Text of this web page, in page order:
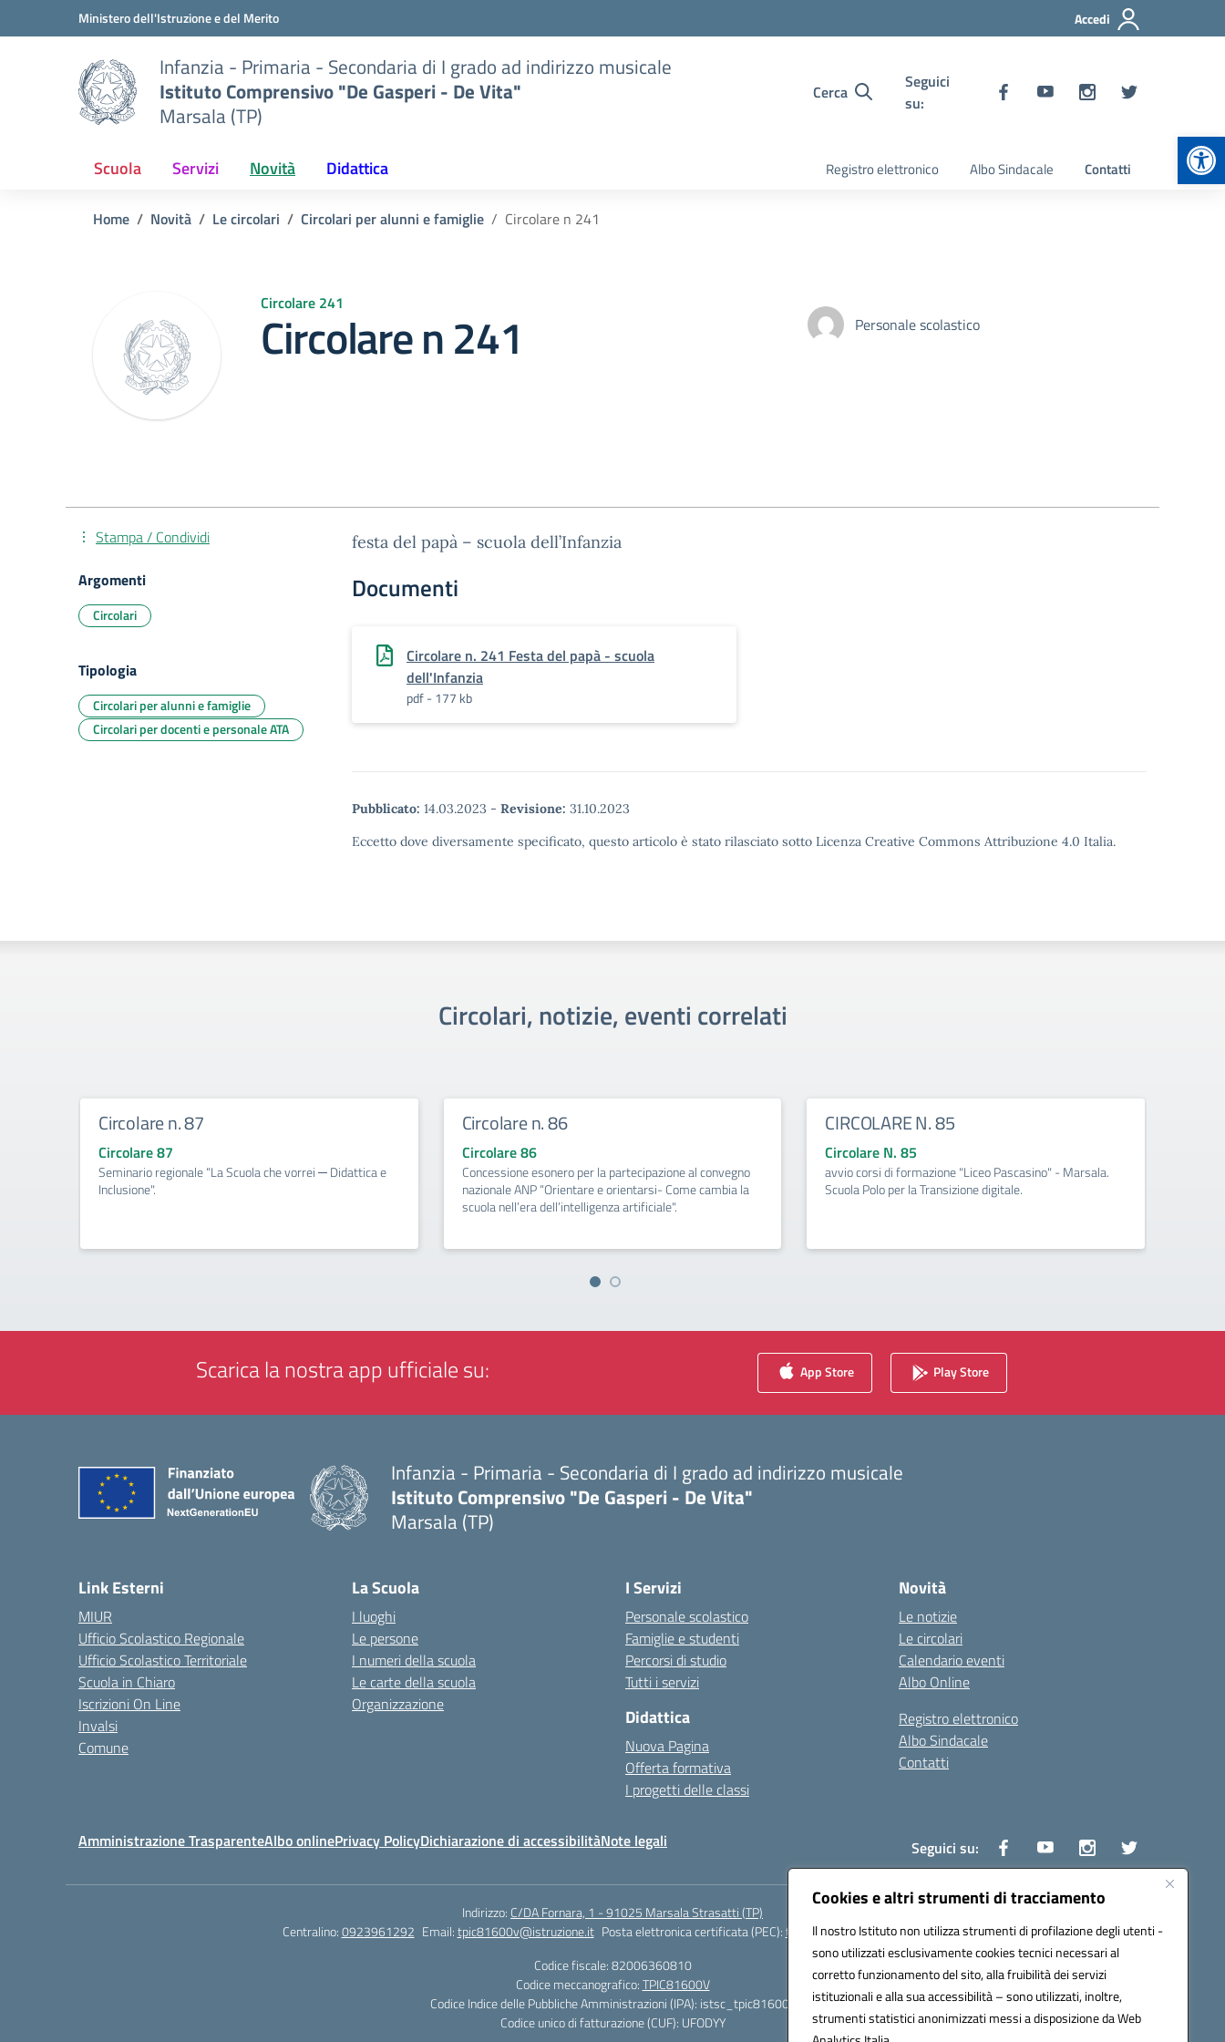
Cookies e altri strumenti di tracciamento
Il nostro Istituto non utilizza strumenti di profilazione degli utenti -
sono utilizzati esclusivamente cookies tecnici necessari al
corretto funzionamento del sito, alla fruibilità dei servizi
istituzionali e alla sua accessibilità – sono utilizzati, inoltre,
strumenti statistici anonimizzati messi a disposizione da Web
Vai ai contenuti
Vai al menu di navigazioneMinistero dell'Istruzione e del Merito Accedi
Infanzia - Primaria - Secondaria di I grado ad indirizzo musicale
Istituto Comprensivo "De Gasperi - De Vita"
Marsala (TP)
Cerca
Seguici
su:
Scuola Servizi Novità Didattica Registro elettronico Albo Sindacale Contatti
Home Novità Le circolari Circolari per alunni e famiglie Circolare n 241
Circolare 241
Circolare n 241 Personale scolastico
festa del papà – scuola dell’Infanzia
Documenti
Circolare n. 241 Festa del papà - scuola
dell'Infanzia
pdf - 177 kb
Pubblicato: 14.03.2023 - Revisione: 31.10.2023
Eccetto dove diversamente specificato, questo articolo è stato rilasciato sotto Licenza Creative Commons Attribuzione 4.0 Italia.
Stampa / Condividi
Argomenti
Circolari
Tipologia
Circolari per alunni e famiglie
Circolari per docenti e personale ATA
Circolari, notizie, eventi correlati
Circolare n. 87
Circolare 87
Seminario regionale “La Scuola che vorrei ─ Didattica e
Inclusione".
Circolare n. 86
Circolare 86
Concessione esonero per la partecipazione al convegno
nazionale ANP “Orientare e orientarsi- Come cambia la
scuola nell’era dell’intelligenza artificiale".
CIRCOLARE N. 85
Circolare N. 85
avvio corsi di formazione "Liceo Pascasino" - Marsala.
Scuola Polo per la Transizione digitale.
Scarica la nostra app ufficiale su: App Store Play Store
Infanzia - Primaria - Secondaria di I grado ad indirizzo musicale
Istituto Comprensivo "De Gasperi - De Vita"
Marsala (TP)
Link Esterni
MIUR
Ufficio Scolastico Regionale
Ufficio Scolastico Territoriale
Scuola in Chiaro
Iscrizioni On Line
Invalsi
Comune
La Scuola
I luoghi
Le persone
I numeri della scuola
Le carte della scuola
Organizzazione
I Servizi
Personale scolastico
Famiglie e studenti
Percorsi di studio
Tutti i servizi
Didattica
Nuova Pagina
Offerta formativa
I progetti delle classi
Novità
Le notizie
Le circolari
Calendario eventi
Albo Online
Registro elettronico
Albo Sindacale
Contatti
Amministrazione TrasparenteAlbo onlinePrivacy PolicyDichiarazione di accessibilitàNote legali Seguici su:
Indirizzo: C/DA Fornara, 1 - 91025 Marsala Strasatti (TP)
Centralino:0923961292 Email:tpic81600v@istruzione.it Posta elettronica certificata (PEC):tpic81600v@pec.istruzione.it
Codice fiscale: 82006360810
Codice meccanografico:TPIC81600V
Codice Indice delle Pubbliche Amministrazioni (IPA): istsc_tpic81600v
Codice unico di fatturazione (CUF): UFODYY